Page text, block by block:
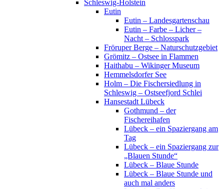
Schleswig-Holstein
Eutin
Eutin – Landesgartenschau
Eutin – Farbe – Licher –
Nacht – Schlosspark
Fröruper Berge – Naturschutzgebiet
Grömitz – Ostsee in Flammen
Haithabu – Wikinger Museum
Hemmelsdorfer See
Holm – Die Fischersiedlung in
Schleswig – Ostseefjord Schlei
Hansestadt Lübeck
Gothmund – der
Fischereihafen
Lübeck – ein Spaziergang am
Tag
Lübeck – ein Spaziergang zur
„Blauen Stunde“
Lübeck – Blaue Stunde
Lübeck – Blaue Stunde und
auch mal anders